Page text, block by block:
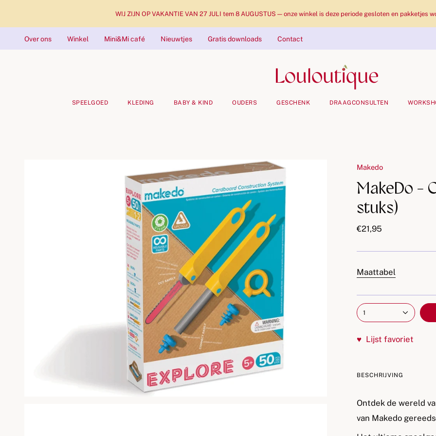
WIJ ZIJN OP VAKANTIE VAN 27 JULI tem 8 AUGUSTUS — onze winkel is deze periode gesloten en pakketjes
Over ons Winkel Mini&Mi café Nieuwtjes Gratis downloads Contact
SPEELGOED KLEDING BABY & KIND OUDERS GESCHENK DRAAGCONSULTEN
Makedo
MakeDo -
stuks)
€21,95
Maattabel
1
♥ Lijst favoriet
BESCHRIJVING
Ontdek de wereld
van Makedo